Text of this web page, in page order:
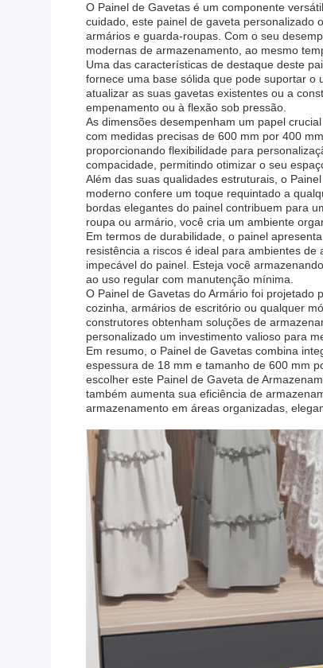
O Painel de Gavetas é um componente
cuidado, este painel de gaveta personalizado
armários e guarda-roupas. Com o seu
modernas de armazenamento, ao mesmo
Uma das características de destaque deste
fornece uma base sólida que pode suportar o
atualizar as suas gavetas existentes ou a
empenamento ou à flexão sob pressão.
As dimensões desempenham um papel
com medidas precisas de 600 mm por 400
proporcionando flexibilidade para
compacidade, permitindo otimizar o seu
Além das suas qualidades estruturais, o
moderno confere um toque requintado a
bordas elegantes do painel contribuem para
roupa ou armário, você cria um ambiente
Em termos de durabilidade, o painel
resistência a riscos é ideal para ambientes
impecável do painel. Esteja você
ao uso regular com manutenção mínima.
O Painel de Gavetas do Armário foi
cozinha, armários de escritório ou qualquer
construtores obtenham soluções de
personalizado um investimento valioso para
Em resumo, o Painel de Gavetas combina
espessura de 18 mm e tamanho de 600 mm
escolher este Painel de Gaveta de
também aumenta sua eficiência de
armazenamento em áreas organizadas,